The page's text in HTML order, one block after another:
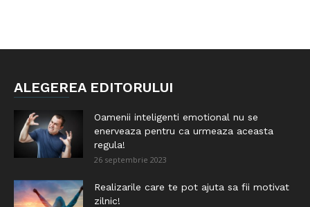
ALEGEREA EDITORULUI
Oamenii inteligenti emotional nu se
enerveaza pentru ca urmeaza aceasta
regula!
26 septembrie 2023
Realizarile care te pot ajuta sa fii motivat
zilnic!